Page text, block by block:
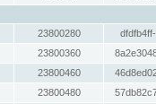
23800280
23800360
23800460
23800480